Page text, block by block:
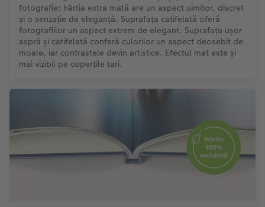
fotografie: hârtia extra mată are un aspect uimitor, discret
și o senzație de eleganță. Suprafața catifelată oferă
fotografiilor un aspect extrem de elegant. Suprafața ușor
aspră și catifelată conferă culorilor un aspect deosebit de
moale, iar contrastele devin artistice. Efectul mat este și
mai vizibil pe coperțile tari.